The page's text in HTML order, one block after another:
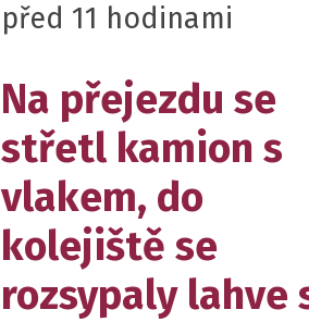
před 11 hodinami
Na přejezdu se
střetl kamion s
vlakem, do
kolejiště se
rozsypaly lahve